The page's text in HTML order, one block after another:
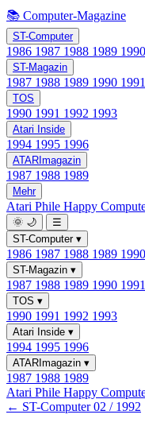
📚 Computer-Magazine
ST-Computer
1986 1987 1988 1989 1990
ST-Magazin
1987 1988 1989 1990 1991
TOS
1990 1991 1992 1993
Atari Inside
1994 1995 1996
ATARImagazin
1987 1988 1989
Mehr
Atari Phile Happy
🌞 🌙
☰
ST-Computer ▾
1986 1987 1988 1989 1990
ST-Magazin ▾
1987 1988 1989 1990 1991
TOS ▾
1990 1991 1992 1993
Atari Inside ▾
1994 1995 1996
ATARImagazin ▾
1987 1988 1989
Atari Phile Happy
← ST-Computer 02 / 1992